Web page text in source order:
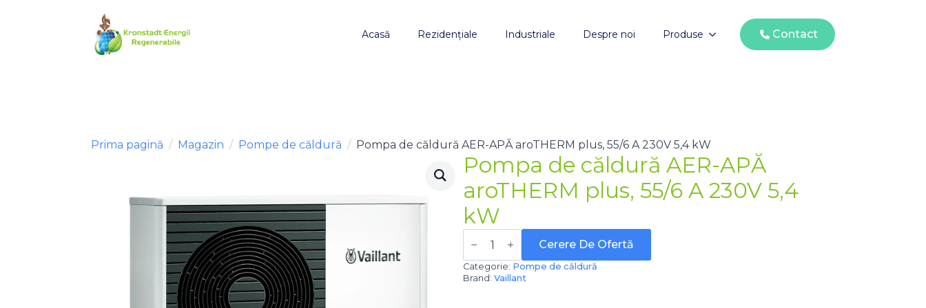
Acasă Rezidențiale Industriale Despre noi Produse Contact
Prima pagină Magazin Pompe de căldură Pompa de căldură AER-APĂ aroTHERM plus, 55/6 A 230V 5,4 kW
Pompa de căldură AER-APĂ
aroTHERM plus, 55/6 A 230V 5,4
kW
Cantitate
Pompa
căldură
AER-
Cerere De Ofertă
Categorie: Pompe de căldură
Brand: Vaillant